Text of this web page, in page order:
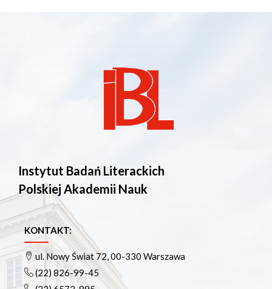
Instytut Badań Literackich
Polskiej Akademii Nauk
KONTAKT:
ul. Nowy Świat 72, 00-330 Warszawa
(22) 826-99-45